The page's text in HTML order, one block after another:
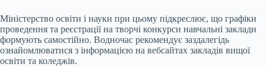
Міністерство освіти і науки при цьому підкреслює, що графіки
проведення та реєстрації на творчі конкурси навчальні заклади
формують самостійно. Водночас рекомендує заздалегідь
ознайомлюватися з інформацією на вебсайтах закладів вищої
освіти та коледжів.